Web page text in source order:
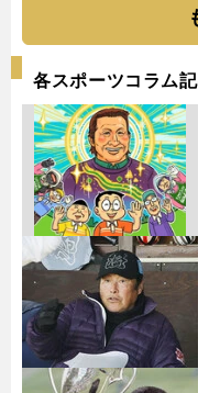
各スポーツコラム